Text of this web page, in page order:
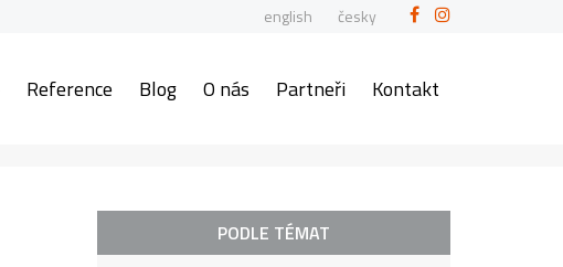
english česky
Reference Blog O nás Partneři Kontakt
PODLE TÉMAT